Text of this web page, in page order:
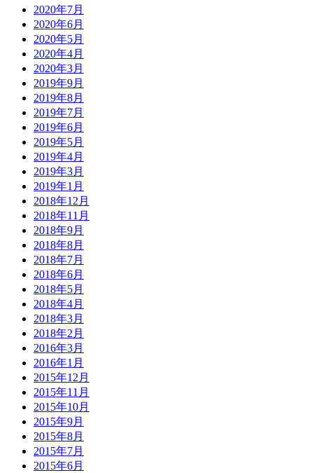
2020年7月
2020年6月
2020年5月
2020年4月
2020年3月
2019年9月
2019年8月
2019年7月
2019年6月
2019年5月
2019年4月
2019年3月
2019年1月
2018年12月
2018年11月
2018年9月
2018年8月
2018年7月
2018年6月
2018年5月
2018年4月
2018年3月
2018年2月
2016年3月
2016年1月
2015年12月
2015年11月
2015年10月
2015年9月
2015年8月
2015年7月
2015年6月